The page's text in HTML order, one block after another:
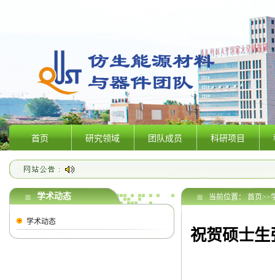
首页 研究领域 团队成员 科研项目
学术动态
学术动态
当前位置： 首页>>
祝贺硕士